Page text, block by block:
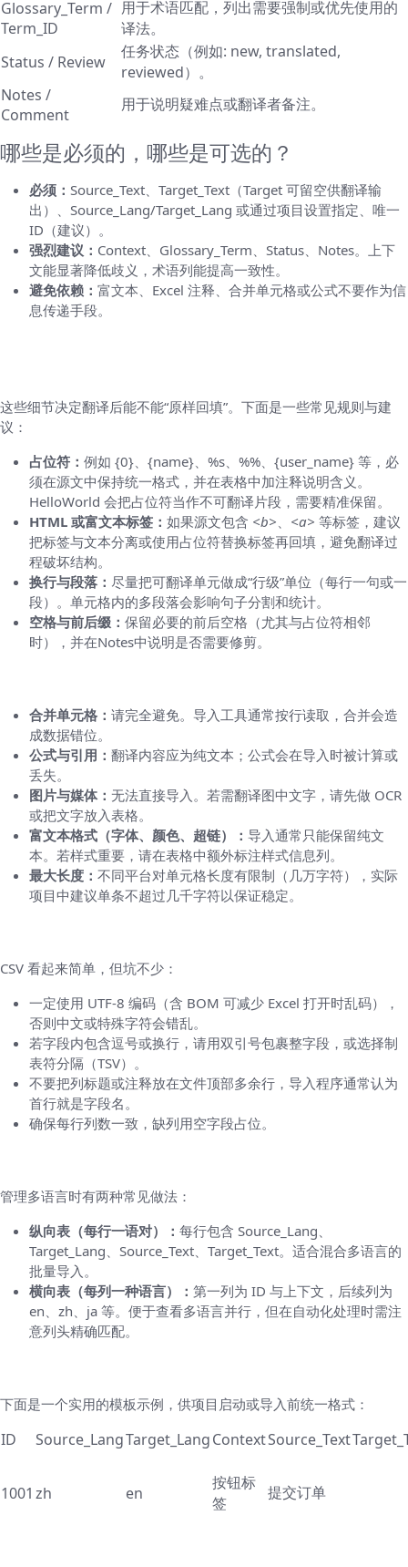
Glossary_Term /
Term_ID
用于术语匹配，列出需要强制或优先使用的
译法。
Status / Review
任务状态（例如: new, translated,
reviewed）。
Notes /
Comment
用于说明疑难点或翻译者备注。
哪些是必须的，哪些是可选的？
必须： Source_Text、Target_Text（Target 可留空供翻译输
出）、Source_Lang/Target_Lang 或通过项目设置指定、唯一
ID（建议）。
强烈建议： Context、Glossary_Term、Status、Notes。上下
文能显著降低歧义，术语列能提高一致性。
避免依赖： 富文本、Excel 注释、合并单元格或公式不要作为信
息传递手段。
这些细节决定翻译后能不能“原样回填”。下面是一些常见规则与建
议：
占位符： 例如 {0}、{name}、%s、%%、{user_name} 等，必
须在源文中保持统一格式，并在表格中加注释说明含义。
HelloWorld 会把占位符当作不可翻译片段，需要精准保留。
HTML 或富文本标签： 如果源文包含 <b>、 <a> 等标签，建议
把标签与文本分离或使用占位符替换标签再回填，避免翻译过
程破坏结构。
换行与段落： 尽量把可翻译单元做成“行级”单位（每行一句或一
段）。单元格内的多段落会影响句子分割和统计。
空格与前后缀： 保留必要的前后空格（尤其与占位符相邻
时），并在Notes中说明是否需要修剪。
合并单元格： 请完全避免。导入工具通常按行读取，合并会造
成数据错位。
公式与引用： 翻译内容应为纯文本；公式会在导入时被计算或
丢失。
图片与媒体： 无法直接导入。若需翻译图中文字，请先做 OCR
或把文字放入表格。
富文本格式（字体、颜色、超链）： 导入通常只能保留纯文
本。若样式重要，请在表格中额外标注样式信息列。
最大长度： 不同平台对单元格长度有限制（几万字符），实际
项目中建议单条不超过几千字符以保证稳定。
CSV 看起来简单，但坑不少：
一定使用 UTF-8 编码（含 BOM 可减少 Excel 打开时乱码），
否则中文或特殊字符会错乱。
若字段内包含逗号或换行，请用双引号包裹整字段，或选择制
表符分隔（TSV）。
不要把列标题或注释放在文件顶部多余行，导入程序通常认为
首行就是字段名。
确保每行列数一致，缺列用空字段占位。
管理多语言时有两种常见做法：
纵向表（每行一语对）： 每行包含 Source_Lang、
Target_Lang、Source_Text、Target_Text。适合混合多语言的
批量导入。
横向表（每列一种语言）： 第一列为 ID 与上下文，后续列为
en、zh、ja 等。便于查看多语言并行，但在自动化处理时需注
意列头精确匹配。
下面是一个实用的模板示例，供项目启动或导入前统一格式：
ID Source_LangTarget_LangContextSource_Text
1001 zh en
按钮标
签
提交订单